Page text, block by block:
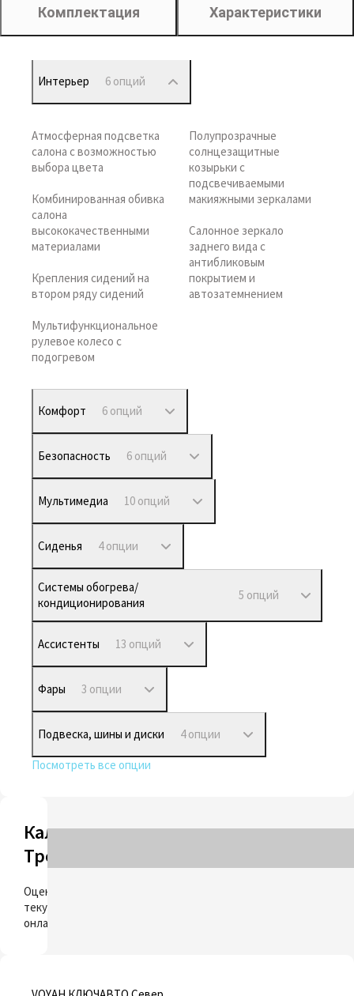
Комплектация Характеристики
Интерьер 6 опций
Атмосферная подсветка
салона с возможностью
выбора цвета
Комбинированная обивка
салона
высококачественными
материалами
Крепления сидений на
втором ряду сидений
Мультифункциональное
рулевое колесо с
подогревом
Полупрозрачные
солнцезащитные
козырьки с
подсвечиваемыми
макияжными зеркалами
Салонное зеркало
заднего вида с
антибликовым
покрытием и
автозатемнением
Комфорт 6 опций
Безопасность 6 опций
Мультимедиа 10 опций
Сиденья 4 опции
Системы обогрева/
кондиционирования
5 опций
Ассистенты 13 опций
Фары 3 опции
Подвеска, шины и диски 4 опции
Посмотреть все опции
Калькулятор
Трейд-ин
Оцените свой
текущий автомобиль
онлайн